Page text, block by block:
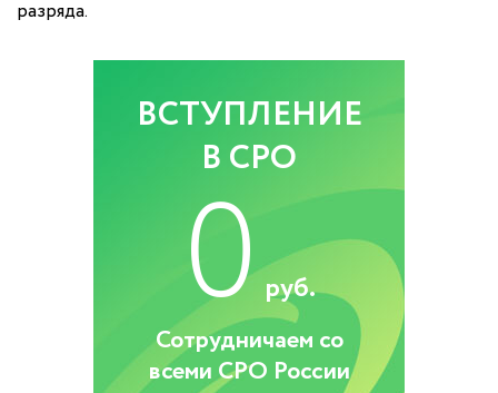
разряда.
ВСТУПЛЕНИЕ
В СРО
0 руб.
Сотрудничаем со
всеми СРО России